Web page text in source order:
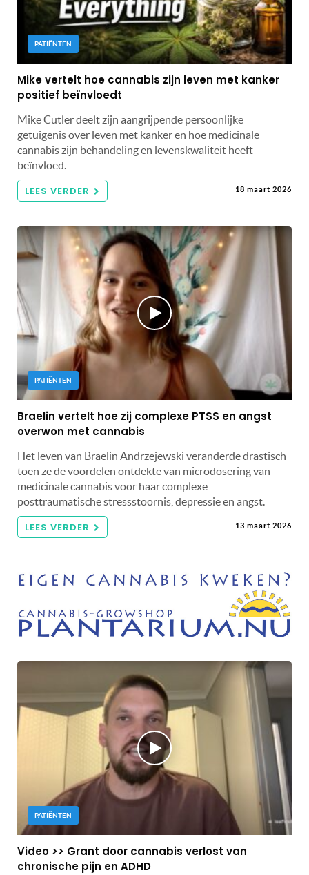
PATIËNTEN
Mike vertelt hoe cannabis zijn leven met kanker
positief beïnvloedt
Mike Cutler deelt zijn aangrijpende persoonlijke
getuigenis over leven met kanker en hoe medicinale
cannabis zijn behandeling en levenskwaliteit heeft
beïnvloed.
LEES VERDER 18 maart 2026
PATIËNTEN
Braelin vertelt hoe zij complexe PTSS en angst
overwon met cannabis
Het leven van Braelin Andrzejewski veranderde drastisch
toen ze de voordelen ontdekte van microdosering van
medicinale cannabis voor haar complexe
posttraumatische stressstoornis, depressie en angst.
LEES VERDER 13 maart 2026
PATIËNTEN
Video >> Grant door cannabis verlost van
chronische pijn en ADHD